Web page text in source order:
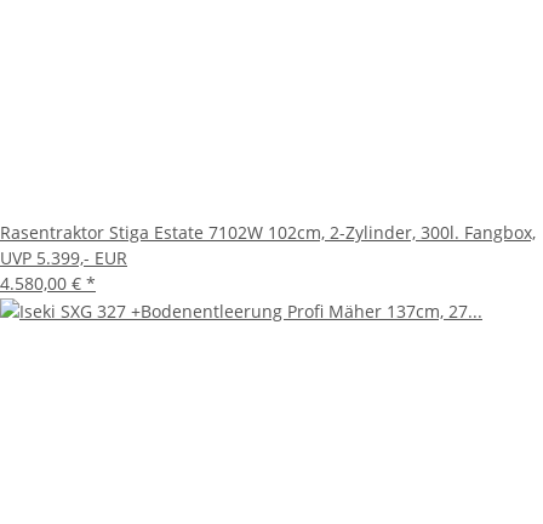
Rasentraktor Stiga Estate 7102W 102cm, 2-Zylinder, 300l. Fangbox,
UVP 5.399,- EUR
4.580,00 € *